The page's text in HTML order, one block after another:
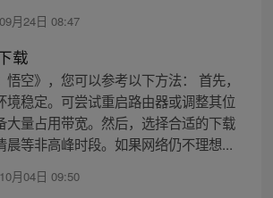
月24日 08:47
载
空》，您可以参考以下方法： 首先，
境稳定。可尝试重启路由器或调整其位
大量占用带宽。然后，选择合适的下载
晨等非高峰时段。如果网络仍不理想...
月04日 09:50